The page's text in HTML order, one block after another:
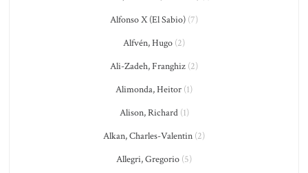
Alfonso X (El Sabio) (7)
Alfvén, Hugo (2)
Ali-Zadeh, Franghiz (2)
Alimonda, Heitor (1)
Alison, Richard(1)
Alkan, Charles-Valentin (2)
Allegri, Gregorio (5)